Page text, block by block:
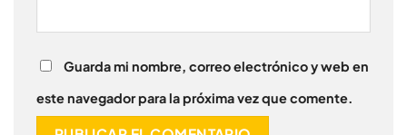
Guarda mi nombre, correo electrónico y web en
este navegador para la próxima vez que comente.